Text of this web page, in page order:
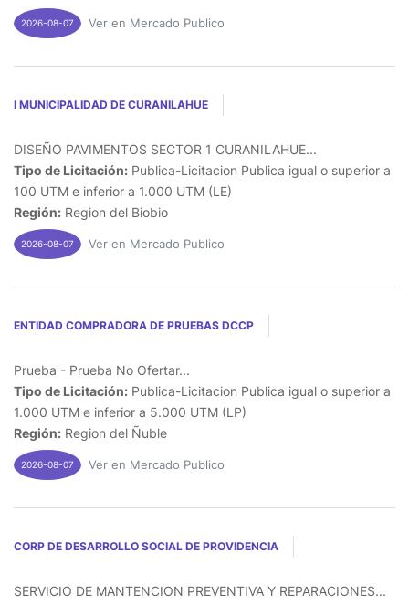
2026-08-07 Ver en Mercado Publico
I MUNICIPALIDAD DE CURANILAHUE
DISEÑO PAVIMENTOS SECTOR 1 CURANILAHUE...
Tipo de Licitación: Publica-Licitacion Publica igual o superior a
100 UTM e inferior a 1.000 UTM (LE)
Región: Region del Biobio
2026-08-07 Ver en Mercado Publico
ENTIDAD COMPRADORA DE PRUEBAS DCCP
Prueba - Prueba No Ofertar...
Tipo de Licitación: Publica-Licitacion Publica igual o superior a
1.000 UTM e inferior a 5.000 UTM (LP)
Región: Region del Ñuble
2026-08-07 Ver en Mercado Publico
CORP DE DESARROLLO SOCIAL DE PROVIDENCIA
SERVICIO DE MANTENCION PREVENTIVA Y REPARACIONES...